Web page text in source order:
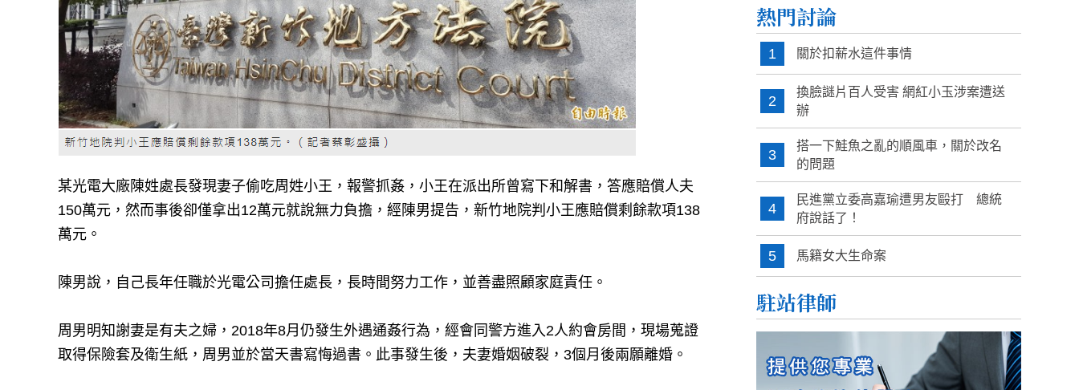
某光電大廠陳姓處長發現妻子偷吃周姓小王，報警抓姦，小王在派出所曾寫下和解書，答應賠償人夫
150萬元，然而事後卻僅拿出12萬元就說無力負擔，經陳男提告，新竹地院判小王應賠償剩餘款項138
萬元。
陳男說，自己長年任職於光電公司擔任處長，長時間努力工作，並善盡照顧家庭責任。
周男明知謝妻是有夫之婦，2018年8月仍發生外遇通姦行為，經會同警方進入2人約會房間，現場蒐證
取得保險套及衛生紙，周男並於當天書寫悔過書。此事發生後，夫妻婚姻破裂，3個月後兩願離婚。
熱門討論
1 關於扣薪水這件事情
2
換臉謎片百人受害 網紅小玉涉案遭送
辦
3
搭一下鮭魚之亂的順風車，關於改名
的問題
4
民進黨立委高嘉瑜遭男友毆打 總統
府說話了！
5 馬籍女大生命案
駐站律師